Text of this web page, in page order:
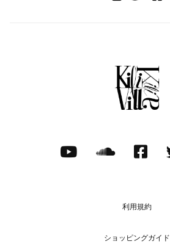
利用規約
ショッピングガイド